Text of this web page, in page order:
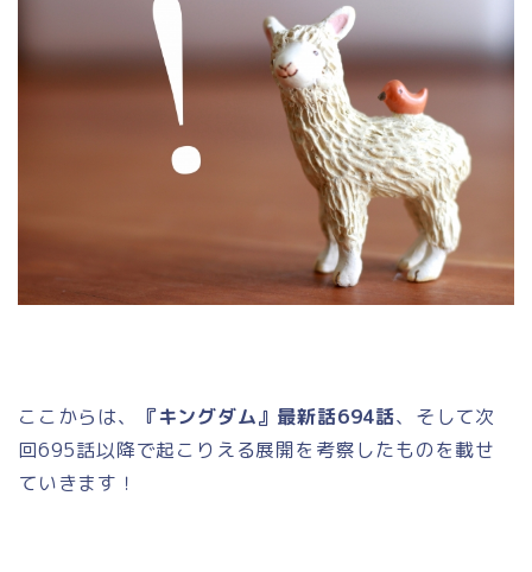
ここからは、 『キングダム』最新話694話、そして次
回695話以降で起こりえる展開を考察したものを載せ
ていきます！